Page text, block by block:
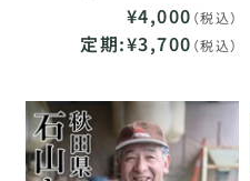
¥4,000 （税込）
定期:¥3,700 （税込）